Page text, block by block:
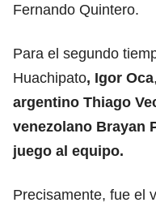
Fernando Quintero.
Para el segundo
Huachipato, Igor Oca,
argentino Thiago
venezolano Brayan
juego al equipo.
Precisamente, fue el